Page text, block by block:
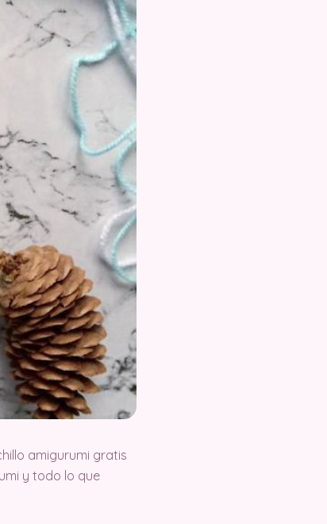
amigurumi gratis
y todo lo que